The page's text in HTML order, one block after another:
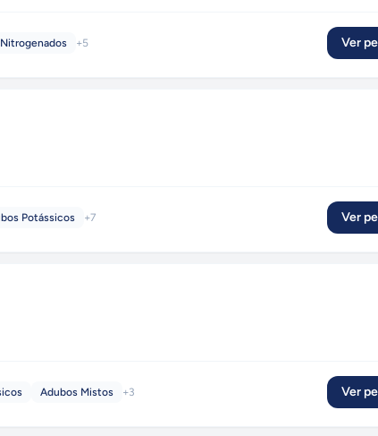
+5 Ver
Potássicos +7 Ver
Adubos Mistos +3 Ver